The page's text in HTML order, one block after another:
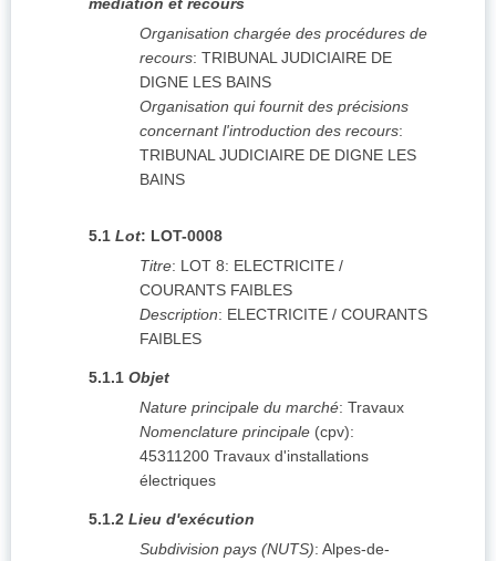
médiation et recours
Organisation chargée des procédures de
recours: TRIBUNAL JUDICIAIRE DE
DIGNE LES BAINS
Organisation qui fournit des précisions
concernant l'introduction des recours:
TRIBUNAL JUDICIAIRE DE DIGNE LES
BAINS
5.1 Lot: LOT-0008
Titre: LOT 8: ELECTRICITE /
COURANTS FAIBLES
Description: ELECTRICITE / COURANTS
FAIBLES
5.1.1 Objet
Nature principale du marché: Travaux
Nomenclature principale (cpv):
45311200 Travaux d'installations
électriques
5.1.2 Lieu d'exécution
Subdivision pays (NUTS): Alpes-de-